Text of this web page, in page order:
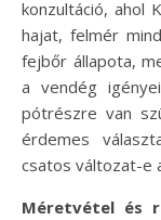
konzultáció, ahol
hajat, felmér
fejbőr állapota,
a vendég
pótrészre van
érdemes
csatos változat-e
Méretvétel és